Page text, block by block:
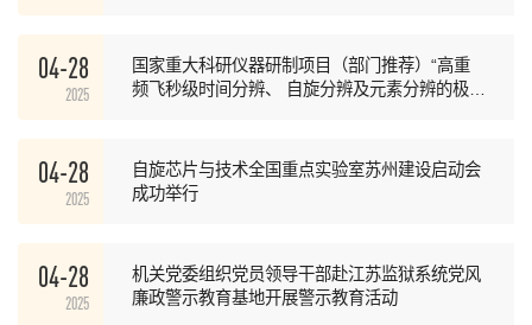
04-28
2025
国家重大科研仪器研制项目（部门推荐）“高重
频飞秒级时间分辨、 自旋分辨及元素分辨的极深
04-28
2025
自旋芯片与技术全国重点实验室苏州建设启动会
成功举行
04-28
2025
机关党委组织党员领导干部赴江苏监狱系统党风
廉政警示教育基地开展警示教育活动